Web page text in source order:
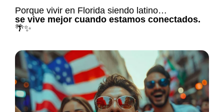
Porque vivir en Florida siendo latino…
se vive mejor cuando estamos conectados.
🌴✨